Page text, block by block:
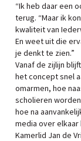
“Ik heb daar een
terug. “Maar ik
kwaliteit van
En weet uit die
je denkt te zien.”
Vanaf de zijlijn
het concept snel
omarmen, hoe
scholieren
hoe na
media over elkaar
Kamerlid Jan de